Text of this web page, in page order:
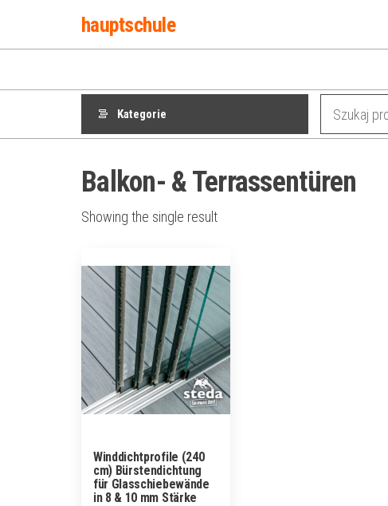
treści
hauptschule
Kategorie
Balkon- & Terrassentüren
Showing the single result
Winddichtprofile (240
cm) Bürstendichtung
für Glasschiebewände
in 8 & 10 mm Stärke